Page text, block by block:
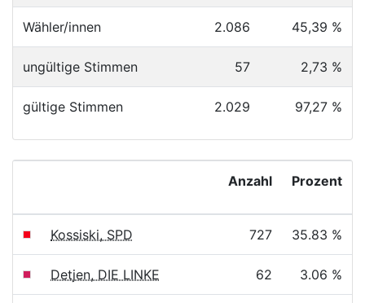
Wähler/innen 2.086 45,39 %
ungültige Stimmen 57 2,73 %
gültige Stimmen 2.029 97,27 %
Anzahl Prozent
Kossiski, SPD 727 35.83 %
Detjen, DIE LINKE 62 3.06 %